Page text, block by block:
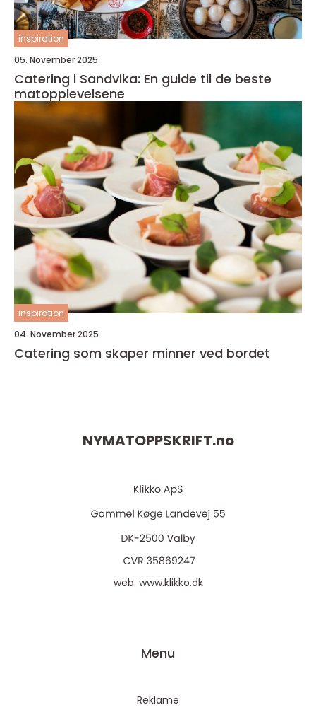
inspiration
05. November 2025
Catering i Sandvika: En guide til de beste
matopplevelsene
inspiration
04. November 2025
Catering som skaper minner ved bordet
NYMATOPPSKRIFT.no
web: www.klikko.dk
Menu
Reklame